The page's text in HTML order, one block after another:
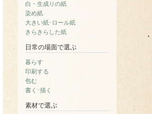
白・生成りの紙
染め紙
大きい紙･ロール紙
きらきらした紙
日常の場面で選ぶ
暮らす
印刷する
包む
書く･描く
素材で選ぶ